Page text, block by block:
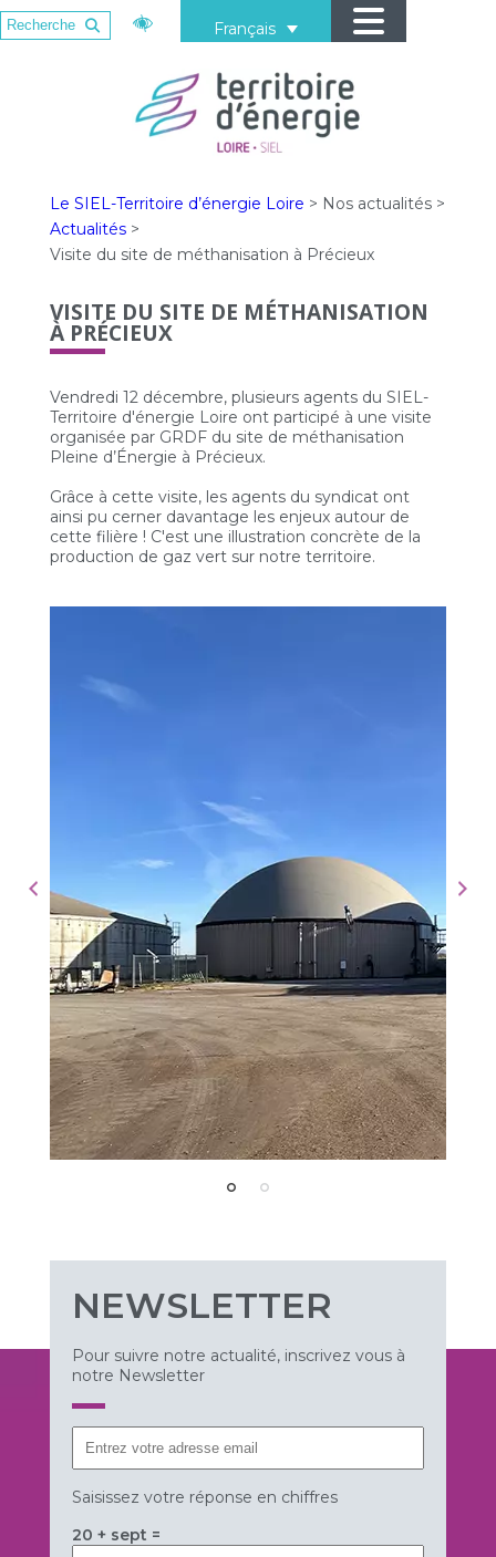
Français
Le SIEL-Territoire d’énergie Loire > Nos actualités>
Actualités >
Visite du site de méthanisation à Précieux
VISITE DU SITE DE MÉTHANISATION
À PRÉCIEUX
Vendredi 12 décembre, plusieurs agents du SIEL-
Territoire d'énergie Loire ont participé à une visite
organisée par GRDF du site de méthanisation
Pleine d’Énergie à Précieux.
Grâce à cette visite, les agents du syndicat ont
ainsi pu cerner davantage les enjeux autour de
cette filière ! C'est une illustration concrète de la
production de gaz vert sur notre territoire.
NEWSLETTER
Pour suivre notre actualité, inscrivez vous à
notre Newsletter
Saisissez votre réponse en chiffres
20 + sept =